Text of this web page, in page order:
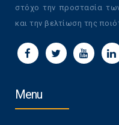
στόχο την προστασία
και την βελτίωση της
Menu